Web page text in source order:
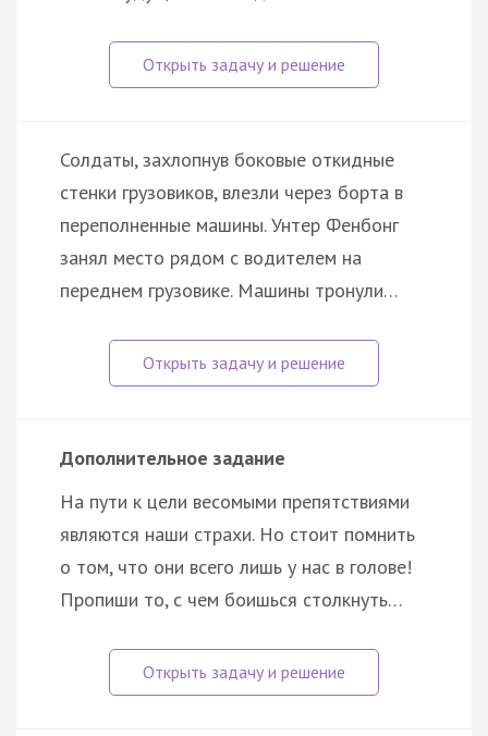
Солдаты, захлопнув боковые откидные
стенки грузовиков, влезли через борта в
переполненные машины. Унтер Фенбонг
занял место рядом с водителем на
переднем грузовике. Машины тронули…
Дополнительное задание
На пути к цели весомыми препятствиями
являются наши страхи. Но стоит помнить
о том, что они всего лишь у нас в голове!
Пропиши то, с чем боишься столкнуть…